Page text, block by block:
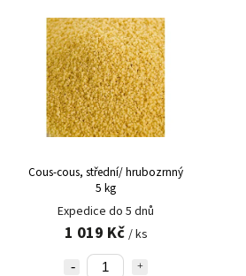
Nejlevnější
Nejdražší
Nejprodávanější
Abecedně
Cous-cous, střední/ hrubozrnný
5 kg
Expedice do 5 dnů
1 019 Kč / ks